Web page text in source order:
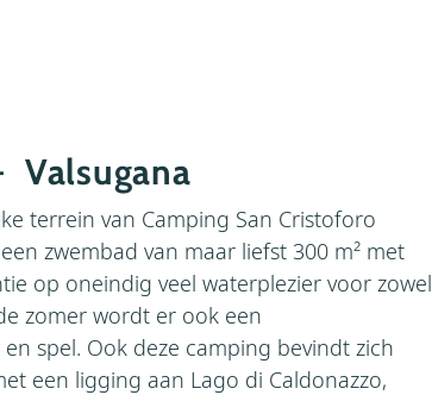
Valsugana
terrein van Camping San Cristoforo
zwembad van maar liefst 300 m² met
op oneindig veel waterplezier voor zowel
zomer wordt er ook een
spel. Ook deze camping bevindt zich
een ligging aan Lago di Caldonazzo,